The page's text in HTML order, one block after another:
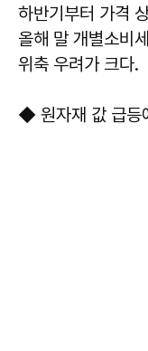
하반기부터 가격
올해 말 개별소비
위축 우려가 크다.
◆ 원자재 값 급등